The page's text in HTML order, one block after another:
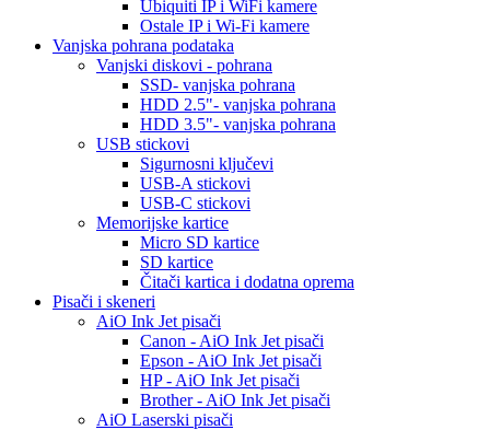
Ubiquiti IP i WiFi kamere
Ostale IP i Wi-Fi kamere
Vanjska pohrana podataka
Vanjski diskovi - pohrana
SSD- vanjska pohrana
HDD 2.5"- vanjska pohrana
HDD 3.5"- vanjska pohrana
USB stickovi
Sigurnosni ključevi
USB-A stickovi
USB-C stickovi
Memorijske kartice
Micro SD kartice
SD kartice
Čitači kartica i dodatna oprema
Pisači i skeneri
AiO Ink Jet pisači
Canon - AiO Ink Jet pisači
Epson - AiO Ink Jet pisači
HP - AiO Ink Jet pisači
Brother - AiO Ink Jet pisači
AiO Laserski pisači